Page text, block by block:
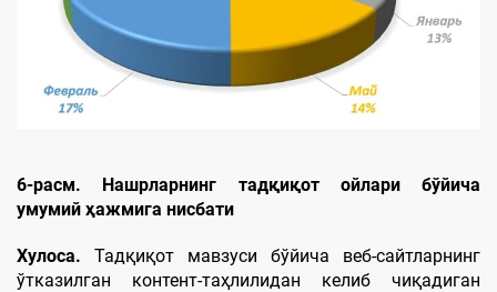
6-расм. Нашрларнинг тадқиқот ойлари бўйича
умумий ҳажмига нисбати
Хулоса. Тадқиқот мавзуси бўйича веб-сайтларнинг
ўтказилган контент-таҳлилидан келиб чиқадиган